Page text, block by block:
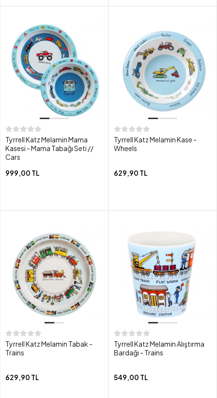
Tyrrell Katz Melamin Mama
Kasesi - Mama Tabağı Seti //
Cars
999,00 TL
Tyrrell Katz Melamin Kase -
Wheels
629,90 TL
Tyrrell Katz Melamin Tabak -
Trains
629,90 TL
Tyrrell Katz Melamin Alıştırma
Bardağı - Trains
549,00 TL